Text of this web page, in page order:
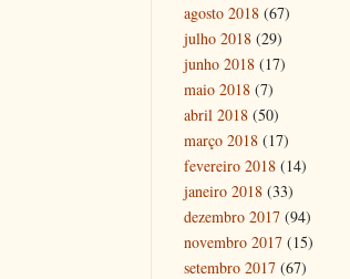
agosto 2018 (67)
julho 2018 (29)
junho 2018 (17)
maio 2018 (7)
abril 2018 (50)
março 2018 (17)
fevereiro 2018 (14)
janeiro 2018 (33)
dezembro 2017 (94)
novembro 2017 (15)
setembro 2017 (67)